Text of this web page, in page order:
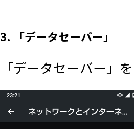
3. 「データセーバー」
「データセーバー」